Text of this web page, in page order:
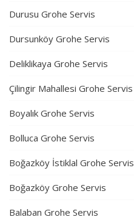
Durusu Grohe Servis
Dursunköy Grohe Servis
Deliklikaya Grohe Servis
Çilingir Mahallesi Grohe Servis
Boyalık Grohe Servis
Bolluca Grohe Servis
Boğazköy İstiklal Grohe Servis
Boğazköy Grohe Servis
Balaban Grohe Servis